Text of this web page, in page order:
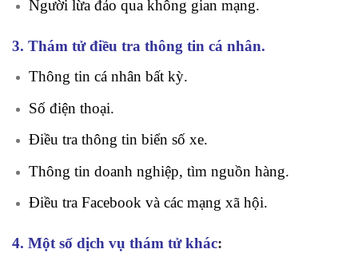
Người lừa đảo qua không gian mạng.
3. Thám tử điều tra thông tin cá nhân.
Thông tin cá nhân bất kỳ.
Số điện thoại.
Điều tra thông tin biển số xe.
Thông tin doanh nghiệp, tìm nguồn hàng.
Điều tra Facebook và các mạng xã hội.
4. Một số dịch vụ thám tử khác: